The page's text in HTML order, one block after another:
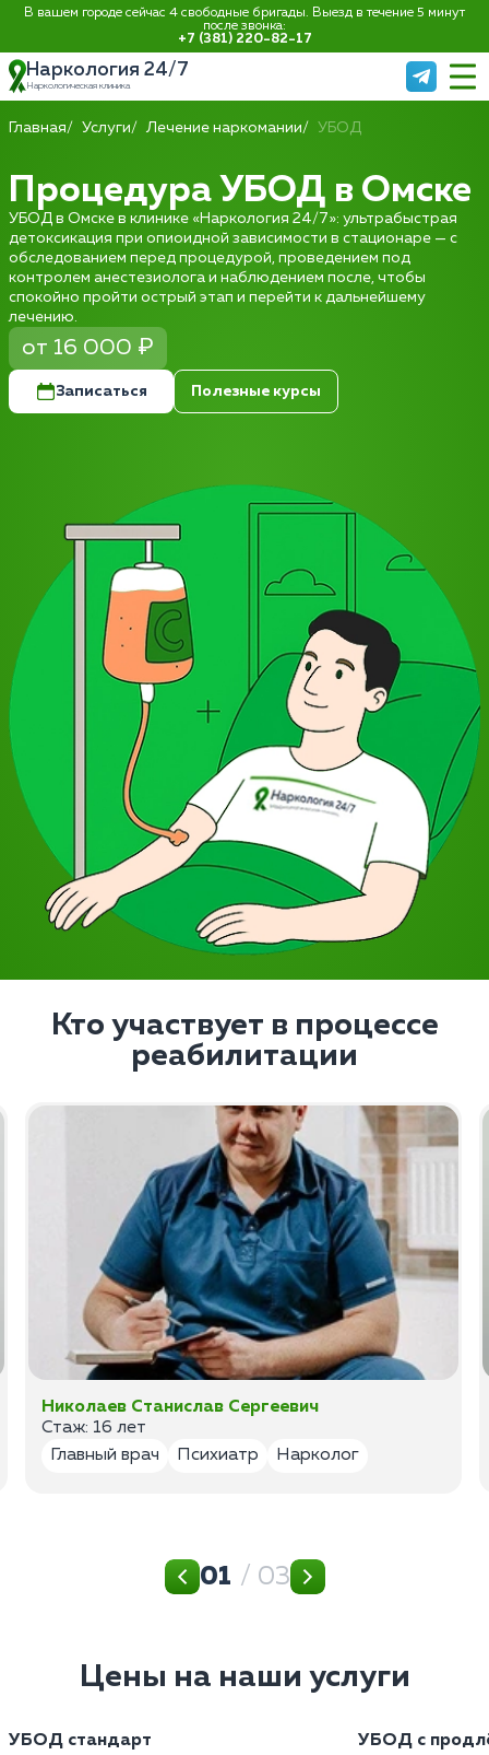
В вашем городе сейчас 4 свободные бригады. Выезд в течение 5 минут
после звонка:
+7 (381) 220-82-17
Наркология 24/7
Наркологическая клиника
Главная Услуги Лечение наркомании УБОД
Процедура УБОД в Омске
УБОД в Омске в клинике «Наркология 24/7»: ультрабыстрая
детоксикация при опиоидной зависимости в стационаре — с
обследованием перед процедурой, проведением под
контролем анестезиолога и наблюдением после, чтобы
спокойно пройти острый этап и перейти к дальнейшему
лечению.
от 16 000 ₽
Записаться Полезные курсы
Кто участвует в процессе
реабилитации
Николаев Станислав Сергеевич
Стаж: 16 лет
Главный врач
Психиатр Нарколог
01 / 03
Цены на наши услуги
УБОД стандарт УБОД с